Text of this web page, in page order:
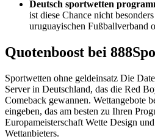
Deutsch sportwetten
ist diese Chance nicht
uruguayischen Fußballverband
Quotenboost bei
Sportwetten ohne geldeinsatz Die
Server in Deutschland, das die Red
Comeback gewannen. Wettangebote
eingeben, das am besten zu Ihren
Europameisterschaft Wette Design
Wettanbieters.